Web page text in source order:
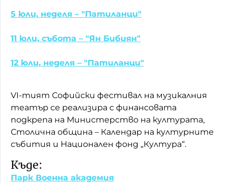
5 юли, неделя – "Патиланци"
11 юли, събота – "Ян Бибиян"
12 юли, неделя – "Патиланци"
VI-тият Софийски фестивал на музикалния
театър се реализира с финансовата
подкрепа на Министерство на културата,
Столична община – Календар на културните
събития и Национален фонд „Култура“.
Къде:
Парк Военна академия